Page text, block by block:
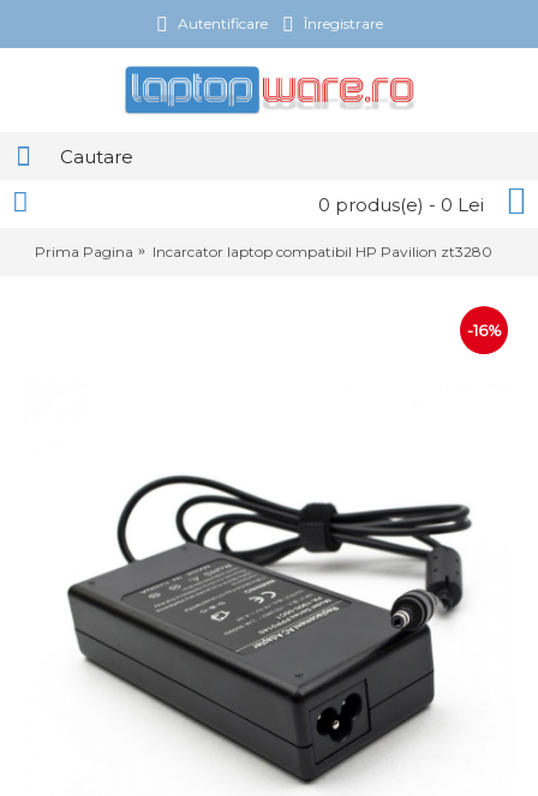
Autentificare Înregistrare
0 produs(e) - 0 Lei
Prima Pagina Incarcator laptop compatibil HP Pavilion zt3280
-16%